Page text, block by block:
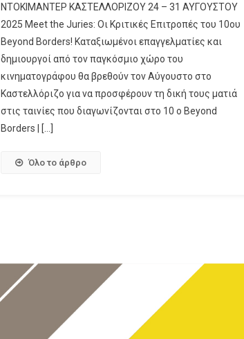
ΝΤΟΚΙΜΑΝΤΕΡ ΚΑΣΤΕΛΛΟΡΙΖΟΥ 24 – 31 ΑΥΓΟΥΣΤΟΥ
2025 Meet the Juries: Οι Κριτικές Επιτροπές του 10ου
Beyond Borders! Καταξιωμένοι επαγγελματίες και
δημιουργοί από τον παγκόσμιο χώρο του
κινηματογράφου θα βρεθούν τον Αύγουστο στο
Καστελλόριζο για να προσφέρουν τη δική τους ματιά
στις ταινίες που διαγωνίζονται στο 10 ο Beyond
Borders | […]
Όλο το άρθρο